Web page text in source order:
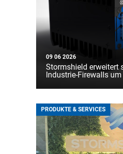
09 06 2026
Stormshield erweitert
Industrie-Firewalls
PRODUKTE & SERVICES